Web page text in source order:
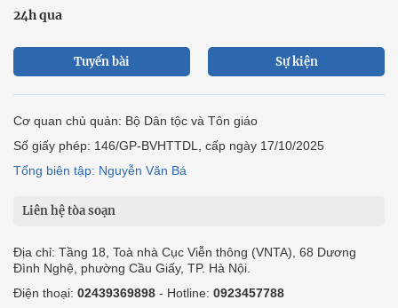
24h qua
Tuyến bài Sự kiện
Cơ quan chủ quản: Bộ Dân tộc và Tôn giáo
Số giấy phép: 146/GP-BVHTTDL, cấp ngày 17/10/2025
Tổng biên tập: Nguyễn Văn Bá
Liên hệ tòa soạn
Địa chỉ: Tầng 18, Toà nhà Cục Viễn thông (VNTA), 68 Dương
Đình Nghệ, phường Cầu Giấy, TP. Hà Nội.
Điện thoại: 02439369898 - Hotline: 0923457788